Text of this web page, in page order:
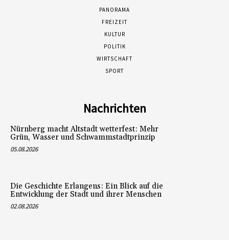
PANORAMA
FREIZEIT
KULTUR
POLITIK
WIRTSCHAFT
SPORT
Nachrichten
Nürnberg macht Altstadt wetterfest: Mehr
Grün, Wasser und Schwammstadtprinzip
05.08.2026
Die Geschichte Erlangens: Ein Blick auf die
Entwicklung der Stadt und ihrer Menschen
02.08.2026